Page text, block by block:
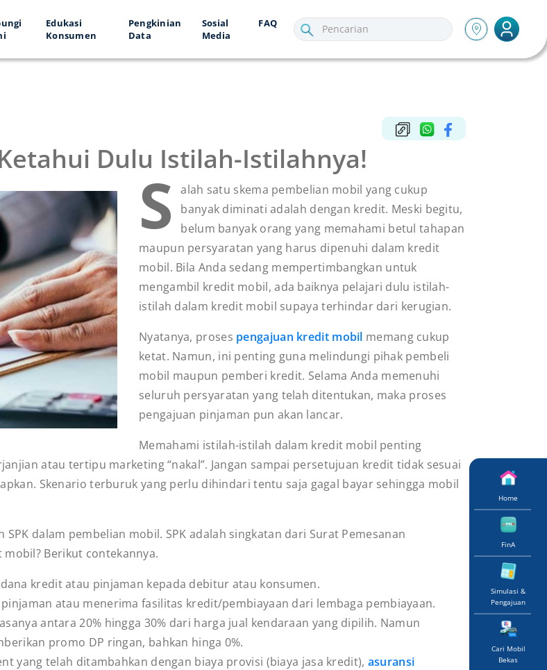
Edukasi
Konsumen
Pengkinian
Data
Sosial
Media
FAQ
Home
FinA
Simulasi &
Pengajuan
Cari Mobil
Bekas
Dulu Istilah-Istilahnya!
S
alah satu skema pembelian mobil yang cukup
banyak diminati adalah dengan kredit. Meski begitu,
belum banyak orang yang memahami betul tahapan
maupun persyaratan yang harus dipenuhi dalam kredit
mobil. Bila Anda sedang mempertimbangkan untuk
mengambil kredit mobil, ada baiknya pelajari dulu istilah-
istilah dalam kredit mobil supaya terhindar dari kerugian.
Nyatanya, proses pengajuan kredit mobil memang cukup
ketat. Namun, ini penting guna melindungi pihak pembeli
mobil maupun pemberi kredit. Selama Anda memenuhi
seluruh persyaratan yang telah ditentukan, maka proses
pengajuan pinjaman pun akan lancar.
Memahami istilah-istilah dalam kredit mobil penting
atau tertipu marketing “nakal”. Jangan sampai persetujuan kredit tidak sesuai
Skenario terburuk yang perlu dihindari tentu saja gagal bayar sehingga mobil
dalam pembelian mobil. SPK adalah singkatan dari Surat Pemesanan
Berikut contekannya.
kredit atau pinjaman kepada debitur atau konsumen.
atau menerima fasilitas kredit/pembiayaan dari lembaga pembiayaan.
antara 20% hingga 30% dari harga jual kendaraan yang dipilih. Namun
promo DP ringan, bahkan hinga 0%.
yang telah ditambahkan dengan biaya provisi (biaya jasa kredit), asuransi